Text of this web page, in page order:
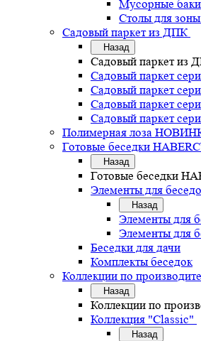
Мусорные баки
Столы для
Садовый паркет из ДПК
Назад
Садовый паркет из
Садовый паркет
Садовый паркет
Садовый паркет
Садовый паркет
Полимерная лоза
Готовые беседки
Назад
Готовые беседки
Элементы для
Назад
Элементы для
Элементы для
Беседки для дачи
Комплекты беседок
Коллекции по
Назад
Коллекции по
Коллекция "Classic"
Назад